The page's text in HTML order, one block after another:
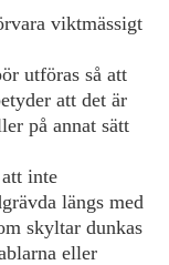
viktmässigt
utföras så att
att det är
på annat sätt
inte
längs med
skyltar dunkas
eller